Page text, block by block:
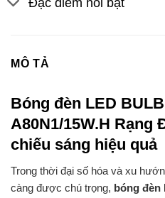
MÔ TẢ
Bóng đèn LED
A80N1/15W.H Rạng
chiếu sáng hiệu quả
Trong thời đại số hóa và xu
càng được chú trọng, bóng đèn